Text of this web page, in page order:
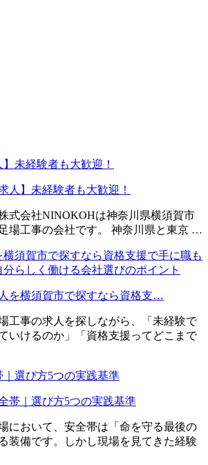
人】未経験者も大歓迎！
式会社NINOKOHは神奈川県横須賀市
場工事の会社です。 神奈川県と東京 …
を横須賀市で探すなら資格支…
工事の求人を探しながら、「未経験で
いけるのか」「資格支援ってどこまで
帯｜選び方5つの実践基準
において、安全帯は「命を守る最後の
装備です。しかし現場を見てきた経験